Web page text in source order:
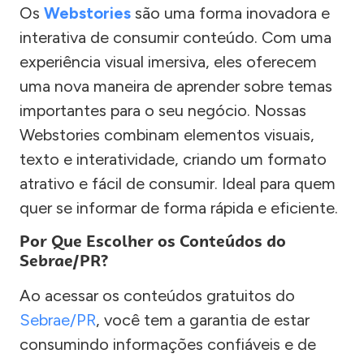
Os Webstories são uma forma inovadora e
interativa de consumir conteúdo. Com uma
experiência visual imersiva, eles oferecem
uma nova maneira de aprender sobre temas
importantes para o seu negócio. Nossas
Webstories combinam elementos visuais,
texto e interatividade, criando um formato
atrativo e fácil de consumir. Ideal para quem
quer se informar de forma rápida e eficiente.
Por Que Escolher os Conteúdos do
Sebrae/PR?
Ao acessar os conteúdos gratuitos do
Sebrae/PR, você tem a garantia de estar
consumindo informações confiáveis e de